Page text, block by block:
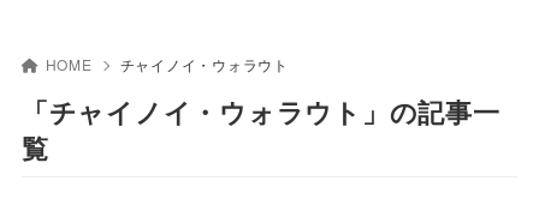
HOME チャイノイ・ウォラウト
「チャイノイ・ウォラウト」の記事一
覧